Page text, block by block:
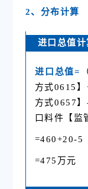
2、分布计算
进口总值计
进口总值=
方式0615
方式0657
口料件【监
=460+20-5
=475万元